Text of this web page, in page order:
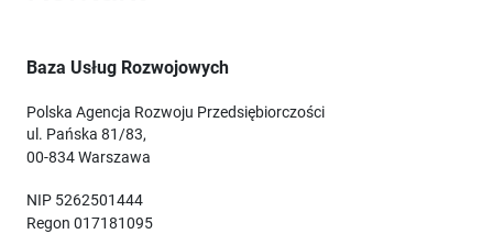
Baza Usług Rozwojowych
Polska Agencja Rozwoju Przedsiębiorczości
ul. Pańska 81/83,
00-834 Warszawa
NIP 5262501444
Regon 017181095